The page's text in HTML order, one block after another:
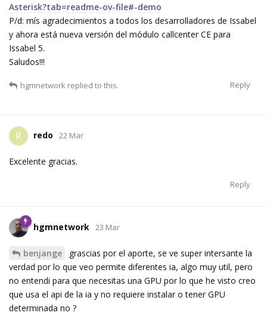
Asterisk?tab=readme-ov-file#-demo
P/d: mís agradecimientos a todos los desarrolladores de Issabel
y ahora está nueva versión del módulo callcenter CE para
Issabel 5.
Saludos!!!
Reply
hgmnetwork replied to this.
R redo 22 Mar
Excelente gracias.
Reply
hgmnetwork 23 Mar
benjange
grascias por el aporte, se ve super intersante la
verdad por lo que veo permite diferentes ia, algo muy util, pero
no entendi para que necesitas una GPU por lo que he visto creo
que usa el api de la ia y no requiere instalar o tener GPU
determinada no ?